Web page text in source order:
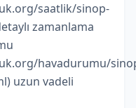
saatlik/sinop-
zamanlama
havadurumu/
uzun vadeli